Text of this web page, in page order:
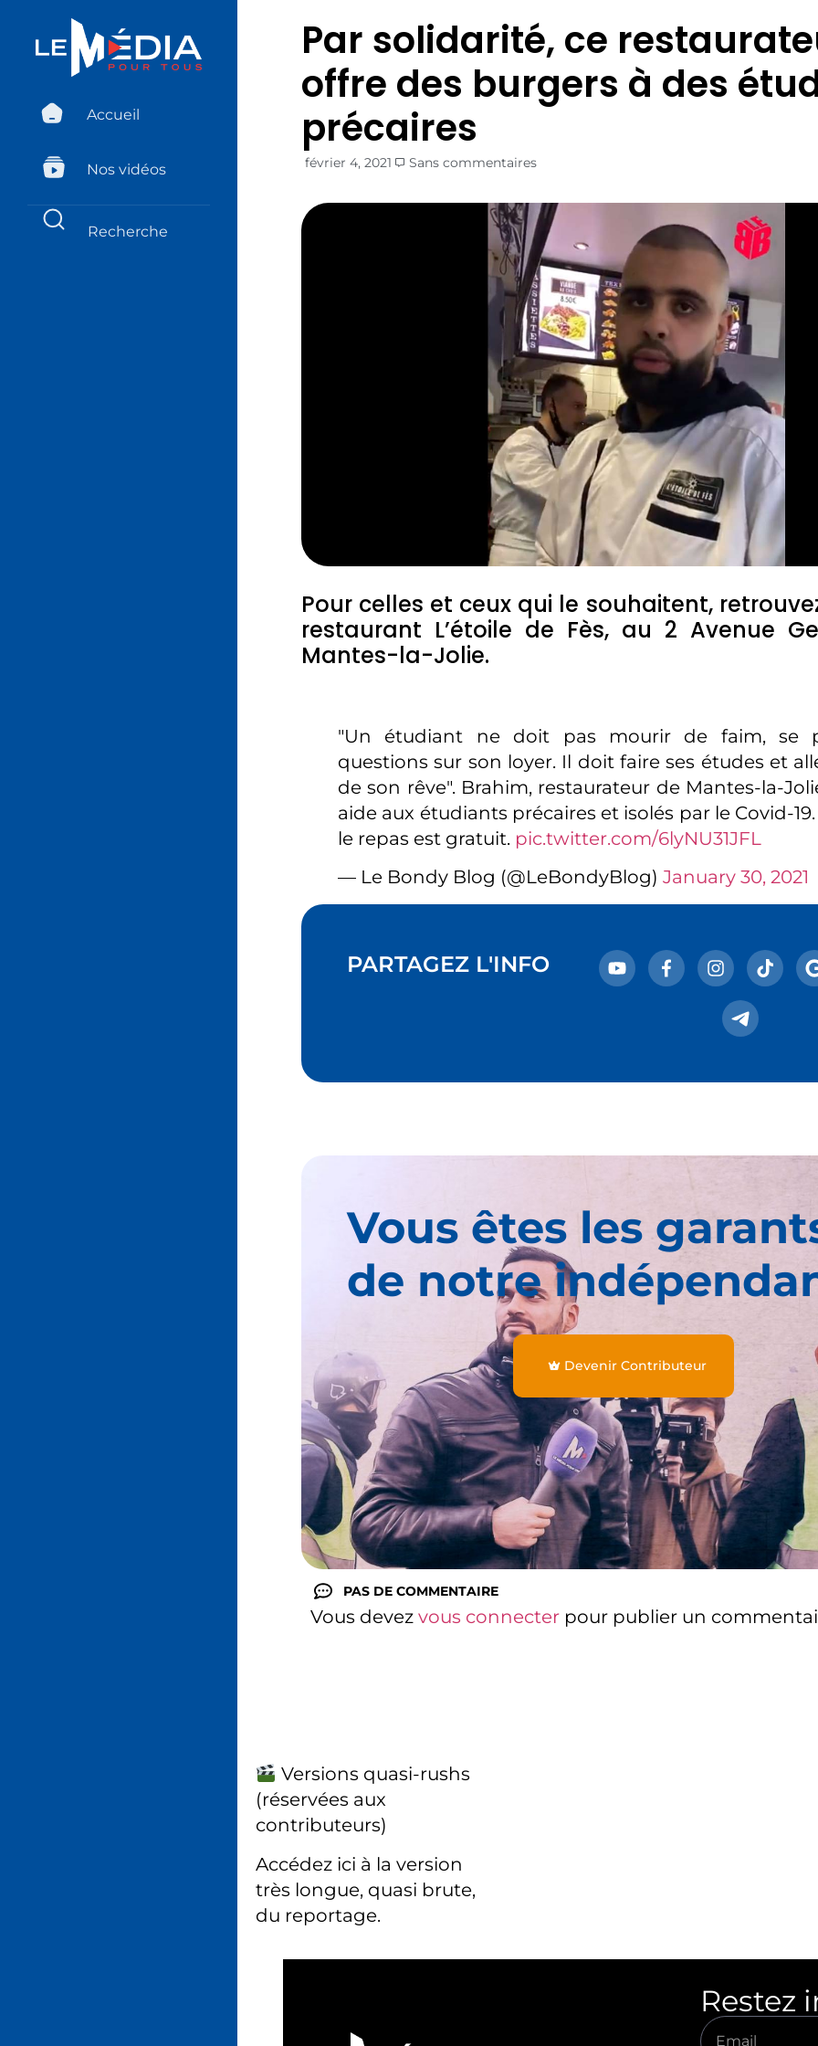
Accueil
Nos vidéos
Par solidarité, ce
offre des burgers à des
précaires
février 4, 2021 Sans commentaires
Pour celles et ceux qui le souhaitent,
restaurant L’étoile de Fès, au 2 Avenue
Mantes-la-Jolie.
"Un étudiant ne doit pas mourir de faim, se
questions sur son loyer. Il doit faire ses études et
de son rêve". Brahim, restaurateur de Mantes-la-
aide aux étudiants précaires et isolés par le Covid-
le repas est gratuit. pic.twitter.com/6lyNU31JFL
— Le Bondy Blog (@LeBondyBlog) January 30, 2021
PARTAGEZ L'INFO
Vous êtes les
de notre
Devenir Contributeur
PAS DE COMMENTAIRE
Vous devez vous connecter pour publier un
Versions quasi-rushs
(réservées aux
contributeurs)
Accédez ici à la version
très longue, quasi brute,
du reportage.
Restez